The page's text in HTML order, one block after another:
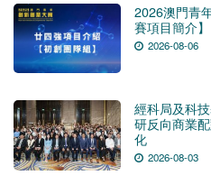
2026澳門青
賽項目簡介】
2026-08-06
經科局及科
研反向商業
化
2026-08-03